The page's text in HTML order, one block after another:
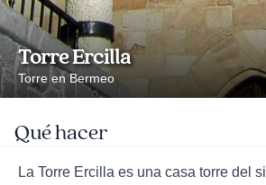
Torre Ercilla
Torre en Bermeo
Qué hacer
La Torre Ercilla es una casa torre del